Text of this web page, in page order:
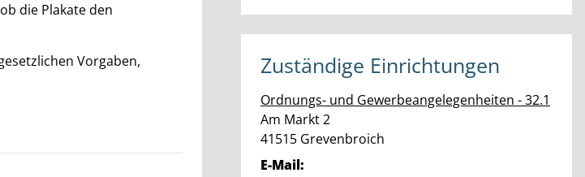
die Plakate den
Vorgaben,
Zuständige Einrichtungen
Ordnungs- und Gewerbeangelegenheiten - 32.1
Straße:
Am Markt Hausnummer:
2
PLZ:
41515 Ort:
Grevenbroich
E-Mail: